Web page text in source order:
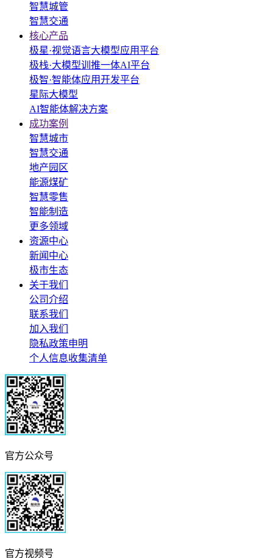
智慧城管
智慧交通
核心产品
极星·视觉语言大模型应用平台
极栈·大模型训推一体AI平台
极智·智能体应用开发平台
星际大模型
AI智能体解决方案
成功案例
智慧城市
智慧交通
地产园区
能源煤矿
智慧零售
智能制造
更多领域
资源中心
新闻中心
极市生态
关于我们
公司介绍
联系我们
加入我们
隐私政策申明
个人信息收集清单
官方公众号
官方视频号